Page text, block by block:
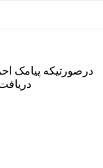
درصورتیکه پیامک